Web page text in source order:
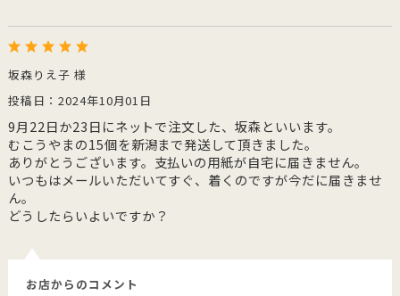
坂森りえ子 様
投稿日：2024年10月01日
9月22日か23日にネットで注文した、坂森といいます。
むこうやまの15個を新潟まで発送して頂きました。
ありがとうございます。支払いの用紙が自宅に届きません。
いつもはメールいただいてすぐ、着くのですが今だに届きませ
ん。
どうしたらいよいですか？
お店からのコメント